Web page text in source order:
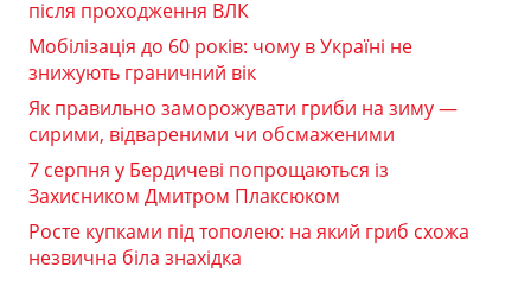
після проходження ВЛК
Мобілізація до 60 років: чому в Україні не
знижують граничний вік
Як правильно заморожувати гриби на зиму —
сирими, відвареними чи обсмаженими
7 серпня у Бердичеві попрощаються із
Захисником Дмитром Плаксюком
Росте купками під тополею: на який гриб схожа
незвична біла знахідка